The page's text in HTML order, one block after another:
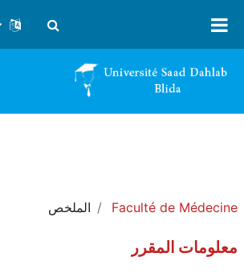
تبديل
Faculté de Médecine الملخص
معلومات المقرر